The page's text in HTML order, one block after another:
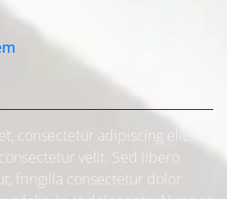
consectetur adipiscing elit. Ut
velit. Sed libero
fringilla consectetur dolor.